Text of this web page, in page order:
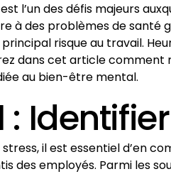
l’un des défis majeurs
à des problèmes de santé
risque au travail.
dans cet article comment
au bien-être mental.
:
il est essentiel d’en
des employés. Parmi les